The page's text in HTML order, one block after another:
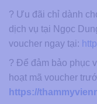
? Ưu đãi chỉ dành
dịch vụ tại Ngọc
voucher ngay tại:
? Để đảm bảo phục
hoạt mã voucher
https://